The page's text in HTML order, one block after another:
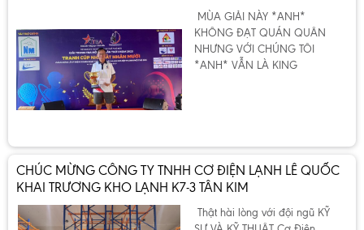
MÙA GIẢI NÀY *ANH*
KHÔNG ĐẠT QUÁN QUÂN
NHƯNG VỚI CHÚNG TÔI
*ANH* VẪN LÀ KING
CHÚC MỪNG CÔNG TY TNHH CƠ ĐIỆN LẠNH LÊ QUỐC
KHAI TRƯƠNG KHO LẠNH K7-3 TÂN KIM
Thật hài lòng với đội ngũ KỸ